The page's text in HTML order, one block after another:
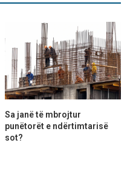
Sa janë të mbrojtur
punëtorët e ndërtimtarisë
sot?